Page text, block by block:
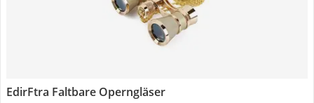
EdirFtra Faltbare Operngläser